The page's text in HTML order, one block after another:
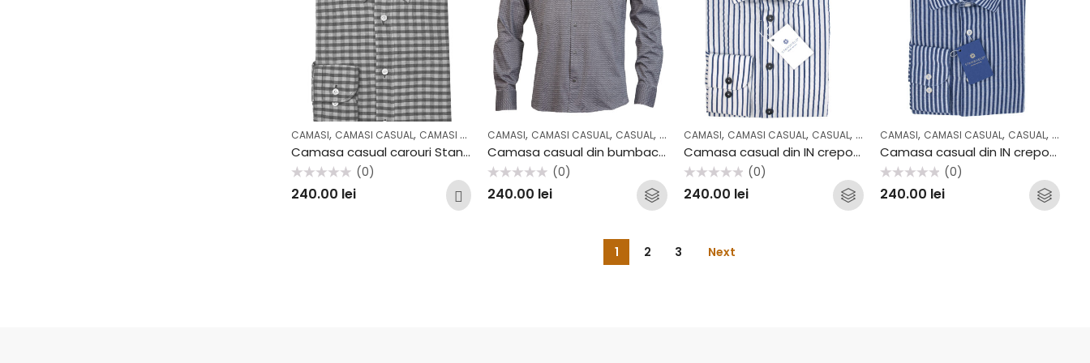
CAMASI, CAMASI CASUAL, CAMASI CEREMONIE ,CASUAL,COLECTII
Camasa casual carouri Stansfield SS2037CF
la
(0)
240.00 lei
CAMASI, CAMASI CASUAL, CASUAL, COLECTII
Camasa casual din bumbac Stansfield B35
la
(0)
240.00 lei
CAMASI, CAMASI CASUAL, CASUAL, COLECTII
Camasa casual din IN creponat Stansfield AV2207CS
la
(0)
240.00 lei
CAMASI, CAMASI CASUAL, CASUAL,
Camasa casual din IN creponat Stansfield AV2213CS
la
(0)
240.00 lei
1 2 3 Next